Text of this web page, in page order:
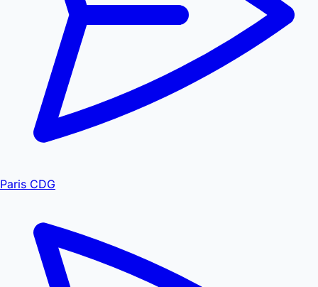
Paris CDG